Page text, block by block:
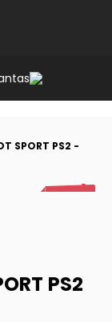
SPORT PS2 -
PS2